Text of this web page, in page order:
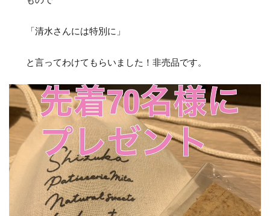
「清水さんには特別に」
と言ってわけてもらいました！非売品です。